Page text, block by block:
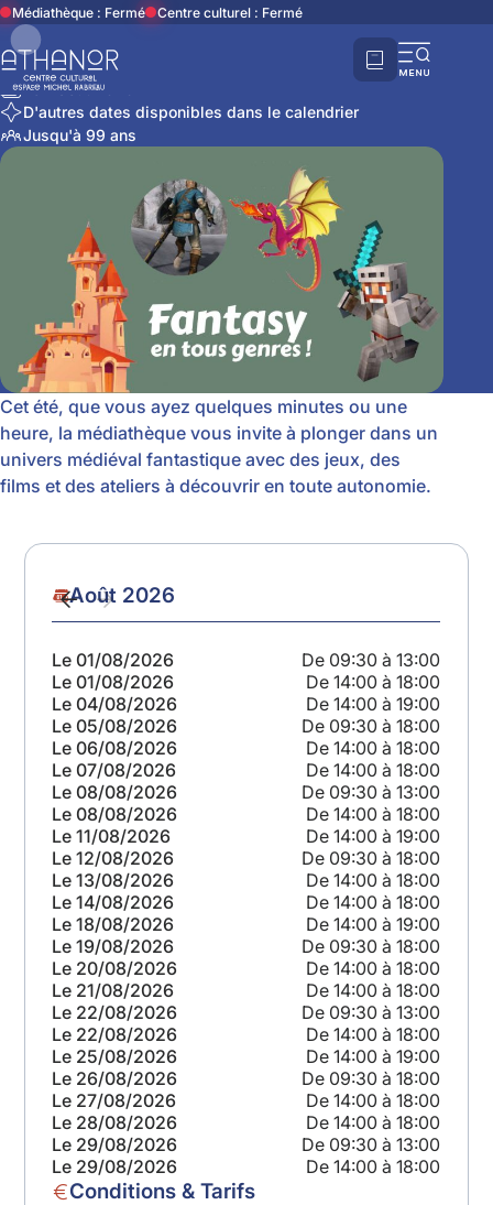
Centre culturel : Fermé
Médiathèque : Fermé
Partager cette page
Fantasy en tous genres !
Jeunesse
Le 7 août 2026
D'autres dates disponibles dans le calendrier
Jusqu'à 99 ans
Accueil Événements Fantasy en tous genres !
Cet été, que vous ayez quelques minutes ou une
heure, la médiathèque vous invite à plonger dans un
univers médiéval fantastique avec des jeux, des
films et des ateliers à découvrir en toute autonomie.
Dates
importantes
à
venir
Août 2026
Le 01/08/2026
De 09:30 à 13:00
Le 01/08/2026
De 14:00 à 18:00
Le 04/08/2026
De 14:00 à 19:00
Le 05/08/2026
De 09:30 à 18:00
Le 06/08/2026
De 14:00 à 18:00
Le 07/08/2026
De 14:00 à 18:00
Le 08/08/2026
De 09:30 à 13:00
Le 08/08/2026
De 14:00 à 18:00
Le 11/08/2026
De 14:00 à 19:00
Le 12/08/2026
De 09:30 à 18:00
Le 13/08/2026
De 14:00 à 18:00
Le 14/08/2026
De 14:00 à 18:00
Le 18/08/2026
De 14:00 à 19:00
Le 19/08/2026
De 09:30 à 18:00
Le 20/08/2026
De 14:00 à 18:00
Le 21/08/2026
De 14:00 à 18:00
Le 22/08/2026
De 09:30 à 13:00
Le 22/08/2026
De 14:00 à 18:00
Le 25/08/2026
De 14:00 à 19:00
Le 26/08/2026
De 09:30 à 18:00
Le 27/08/2026
De 14:00 à 18:00
Le 28/08/2026
De 14:00 à 18:00
Le 29/08/2026
De 09:30 à 13:00
Le 29/08/2026
De 14:00 à 18:00
Date
précédente
Date
suivante
Conditions & Tarifs